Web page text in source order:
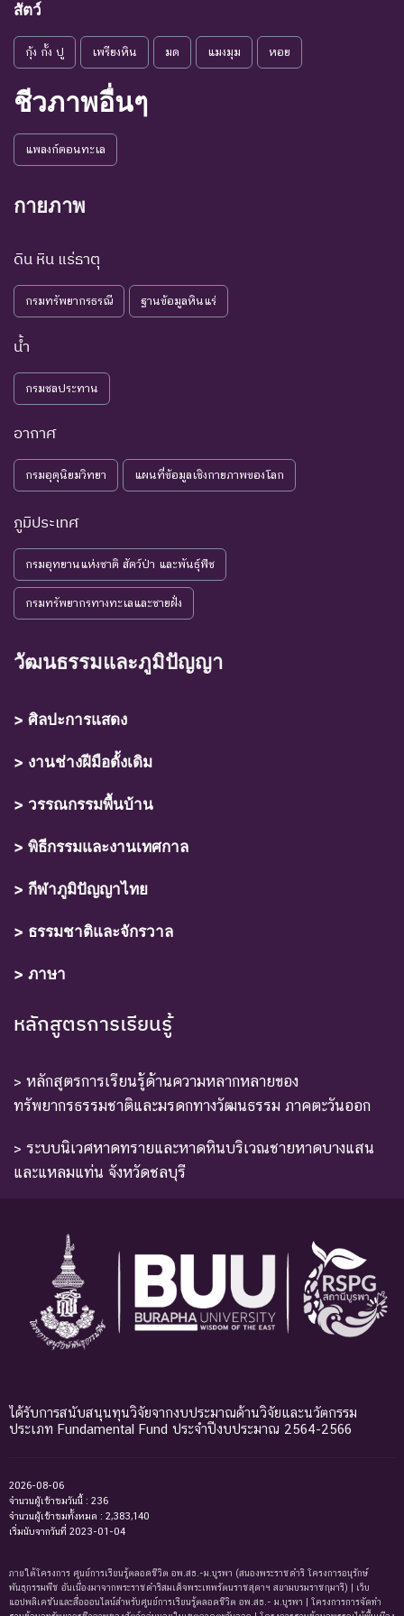
NT : Near
Threatened
ใกล้ถูก
ชนิดพันธุ์ที่มีแนวโน้มอาจถูก
คุกคามในอนาคตอันใกล้
LC : Least
Concerned
DD : Data
Deficient
เพียงพอ
อ้อม ชนิดพันธุ์กลุ่มนี้มีความ
จำเป็น ต่อการจัดหาความรู้
NE : Not
Evaluated
สัตว์
กุ้ง กั้ง ปู เพรียงหิน มด แมงมุม หอย
ชีวภาพอื่นๆ
แพลงก์ตอนทะเล
กายภาพ
ดิน หิน แร่ธาตุ
กรมทรัพยากรธรณี ฐานข้อมูลหินแร่
น้ำ
กรมชลประทาน
อากาศ
กรมอุตุนิยมวิทยา แผนที่ข้อมูลเชิงกายภาพของโลก
ภูมิประเทศ
กรมอุทยานแห่งชาติ สัตว์ป่า และพันธุ์พืช
กรมทรัพยากรทางทะเลและชายฝั่ง
วัฒนธรรมและภูมิปัญญา
> ศิลปะการแสดง
> งานช่างฝีมือดั้งเดิม
> วรรณกรรมพื้นบ้าน
> พิธีกรรมและงานเทศกาล
> กีฬาภูมิปัญญาไทย
> ธรรมชาติและจักรวาล
> ภาษา
หลักสูตรการเรียนรู้
> หลักสูตรการเรียนรู้ด้านความหลากหลายของ
ทรัพยากรธรรมชาติและมรดกทางวัฒนธรรม ภาคตะวันออก
> ระบบนิเวศหาดทรายและหาดหินบริเวณชายหาดบางแสน
และแหลมแท่น จังหวัดชลบุรี
ได้รับการสนับสนุนทุนวิจัยจากงบประมาณด้านวิจัยและนวัตกรรม
ประเภท Fundamental Fund ประจำปีงบประมาณ 2564-2566
2026-08-06
จำนวนผู้เข้าชมวันนี้ : 236
จำนวนผู้เข้าชมทั้งหมด : 2,383,140
เริ่มนับจากวันที่ 2023-01-04
ภายใต้โครงการ ศูนย์การเรียนรู้ตลอดชีวิต อพ.สธ.-ม.บูรพา (สนองพระราชดำริ โครงการอนุรักษ์
พันธุกรรมพืช อันเนื่องมาจากพระราชดำริสมเด็จพระเทพรัตนราชสุดาฯ สยามบรมราชกุมารี) | เว็บ
แอปพลิเคชันและสื่อออนไลน์สำหรับศูนย์การเรียนรู้ตลอดชีวิต อพ.สธ.- ม.บูรพา | โครงการการจัดทํา